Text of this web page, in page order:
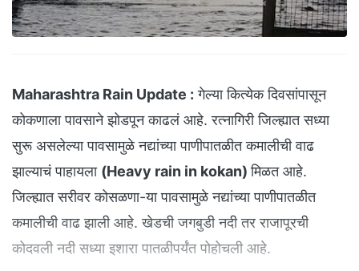
Maharashtra Rain Update : गेल्या कित्येक दिवसांपासून
कोकणाला पावसाने झोडपून काढलं आहे. रत्नागिरी जिल्ह्यात सध्या
सुरू असलेल्या पावसामुळे नद्यांच्या पाणीपातळीत कमालीची वाढ
झाल्याचं पाहायला (Heavy rain in kokan)मिळत आहे.
जिल्ह्यात सरीवर कोसळणा-या पावसामुळे नद्यांच्या पाणीपातळीत
कमालीची वाढ झाली आहे. खेडची जगबुडी नदी तर राजापूरची
कोदवली नदी सध्या इशारा पातळीपर्यंत पोहोचली आहे.